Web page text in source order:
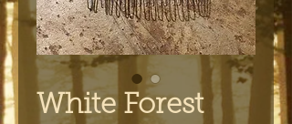
White Forest